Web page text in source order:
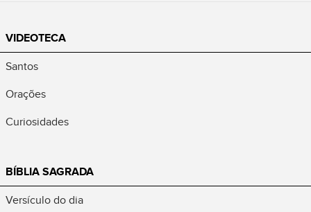
VIDEOTECA
Santos
Orações
Curiosidades
BÍBLIA SAGRADA
Versículo do dia